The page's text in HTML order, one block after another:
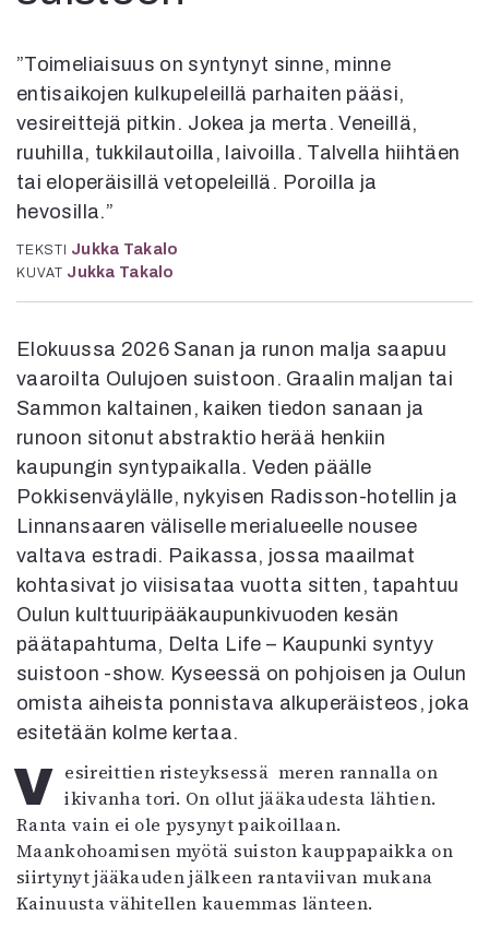
Esitystaide
Arkisto
Lehdet
4/2026
Lehtiarkisto
Info
Tilaus ja irtonumerot
Yhteistyössä
Toimitus
Mediatiedot
Kaltio ry
”Toimeliaisuus on syntynyt sinne, minne
entisaikojen kulkupeleillä parhaiten pääsi,
vesireittejä pitkin. Jokea ja merta. Veneillä,
ruuhilla, tukkilautoilla, laivoilla. Talvella hiihtäen
tai eloperäisillä vetopeleillä. Poroilla ja
hevosilla.”
TEKSTI Jukka Takalo
KUVAT Jukka Takalo
Elokuussa 2026 Sanan ja runon malja saapuu
vaaroilta Oulujoen suistoon. Graalin maljan tai
Sammon kaltainen, kaiken tiedon sanaan ja
runoon sitonut abstraktio herää henkiin
kaupungin syntypaikalla. Veden päälle
Pokkisenväylälle, nykyisen Radisson-hotellin ja
Linnansaaren väliselle merialueelle nousee
valtava estradi. Paikassa, jossa maailmat
kohtasivat jo viisisataa vuotta sitten, tapahtuu
Oulun kulttuuripääkaupunkivuoden kesän
päätapahtuma, Delta Life – Kaupunki syntyy
suistoon -show. Kyseessä on pohjoisen ja Oulun
omista aiheista ponnistava alkuperäisteos, joka
esitetään kolme kertaa.
Vesireittien risteyksessä meren rannalla on ikivanha tori. On ollut jääkaudesta lähtien.
Ranta vain ei ole pysynyt paikoillaan.
Maankohoamisen myötä suiston kauppapaikka on
siirtynyt jääkauden jälkeen rantaviivan mukana
Kainuusta vähitellen kauemmas länteen.